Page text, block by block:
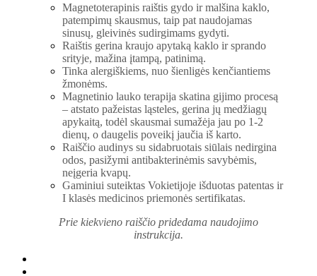
Magnetoterapinis raištis gydo ir malšina kaklo,
patempimų skausmus, taip pat naudojamas
sinusų, gleivinės sudirgimams gydyti.
Raištis gerina kraujo apytaką kaklo ir sprando
srityje, mažina įtampą, patinimą.
Tinka alergiškiems, nuo šienligės kenčiantiems
žmonėms.
Magnetinio lauko terapija skatina gijimo procesą
– atstato pažeistas ląsteles, gerina jų medžiagų
apykaitą, todėl skausmai sumažėja jau po 1-2
dienų, o daugelis poveikį jaučia iš karto.
Raiščio audinys su sidabruotais siūlais nedirgina
odos, pasižymi antibakterinėmis savybėmis,
neįgeria kvapų.
Gaminiui suteiktas Vokietijoje išduotas patentas ir
I klasės medicinos priemonės sertifikatas.
Prie kiekvieno raiščio pridedama naudojimo
instrukcija.